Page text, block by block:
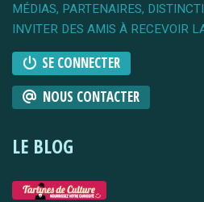
MÉDIAS, PARTENAIRES,
INVITER DES AMIS À RECEVOIR
SE CONNECTER
NOUS CONTACTER
LE BLOG